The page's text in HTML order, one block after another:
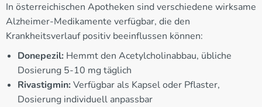
In österreichischen Apotheken sind verschiedene wirksame
Alzheimer-Medikamente verfügbar, die den
Krankheitsverlauf positiv beeinflussen können:
Donepezil: Hemmt den Acetylcholinabbau, übliche
Dosierung 5-10 mg täglich
Rivastigmin: Verfügbar als Kapsel oder Pflaster,
Dosierung individuell anpassbar